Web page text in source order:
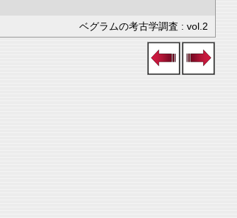
ベグラムの考古学調査 : vol.2